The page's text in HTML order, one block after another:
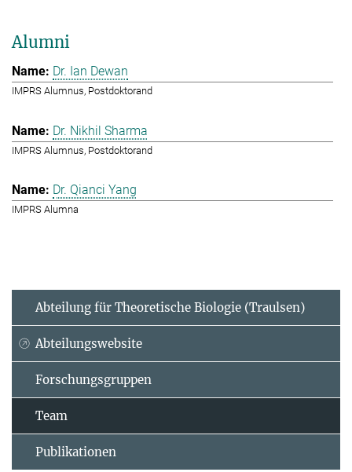
Alumni
Dr. Ian Dewan
IMPRS Alumnus, Postdoktorand
Dr. Nikhil Sharma
IMPRS Alumnus, Postdoktorand
Dr. Qianci Yang
IMPRS Alumna
Abteilung für Theoretische Biologie (Traulsen)
Abteilungswebsite
Forschungsgruppen
Team
Publikationen